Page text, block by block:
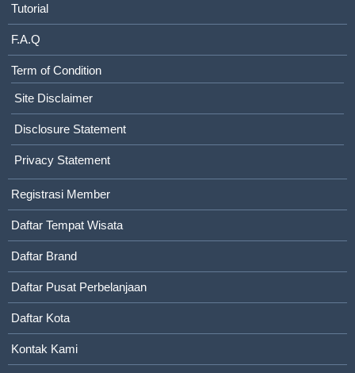
Tutorial
F.A.Q
Term of Condition
Site Disclaimer
Disclosure Statement
Privacy Statement
Registrasi Member
Daftar Tempat Wisata
Daftar Brand
Daftar Pusat Perbelanjaan
Daftar Kota
Kontak Kami